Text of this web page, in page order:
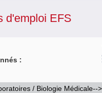
d'emploi EFS
: